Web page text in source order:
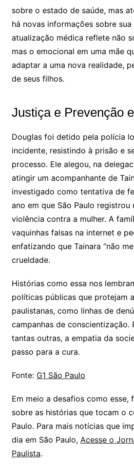
sobre o estado de saúde, mas
há novas informações sobre sua
atualização médica reflete não
mas o emocional em uma mãe
adaptar a uma nova realidade,
de seus filhos.
Justiça e Prevenção
Douglas foi detido pela polícia
incidente, resistindo à prisão e
processo. Ele alegou, na
atingir um acompanhante de
investigado como tentativa de
ano em que São Paulo registrou
violência contra a mulher. A
vaquinhas falsas na internet e
enfatizando que Tainara “não
crueldade.
Histórias como essa nos
políticas públicas que protejam
paulistanas, como linhas de
campanhas de conscientização.
tantas outras, a empatia da
passo para a cura.
Fonte: G1 São Paulo
Em meio a desafios como esse,
sobre as histórias que tocam o
Paulo. Para mais notícias que
dia em São Paulo, Acesse o
Paulista.